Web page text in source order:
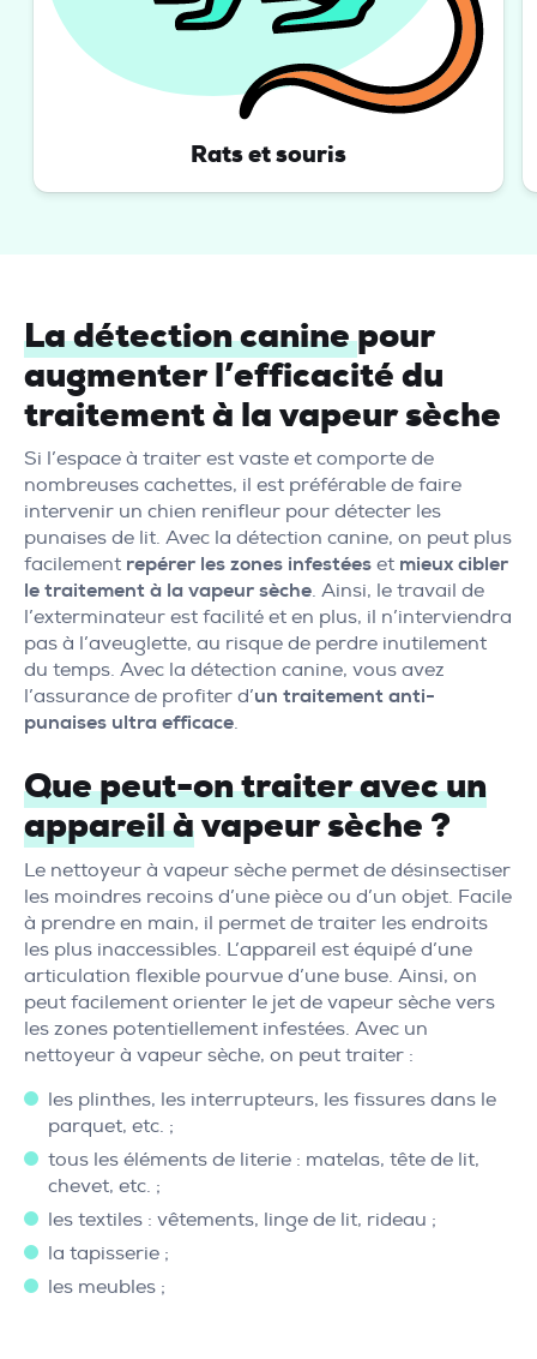
Rats et souris
La détection caninepour
augmenter l’efficacité du
traitement à la vapeur sèche
Si l’espace à traiter est vaste et comporte de
nombreuses cachettes, il est préférable de faire
intervenir un chien renifleur pour détecter les
punaises de lit. Avec la détection canine, on peut plus
facilement repérer les zones infestées et mieux cibler
le traitement à la vapeur sèche. Ainsi, le travail de
l’exterminateur est facilité et en plus, il n’interviendra
pas à l’aveuglette, au risque de perdre inutilement
du temps. Avec la détection canine, vous avez
l’assurance de profiter d’un traitement anti-
punaises ultra efficace.
Que peut-on traiter avec un
appareil àvapeur sèche ?
Le nettoyeur à vapeur sèche permet de désinsectiser
les moindres recoins d’une pièce ou d’un objet. Facile
à prendre en main, il permet de traiter les endroits
les plus inaccessibles. L’appareil est équipé d’une
articulation flexible pourvue d’une buse. Ainsi, on
peut facilement orienter le jet de vapeur sèche vers
les zones potentiellement infestées. Avec un
nettoyeur à vapeur sèche, on peut traiter :
les plinthes, les interrupteurs, les fissures dans le
parquet, etc. ;
tous les éléments de literie : matelas, tête de lit,
chevet, etc. ;
les textiles : vêtements, linge de lit, rideau ;
la tapisserie ;
les meubles ;